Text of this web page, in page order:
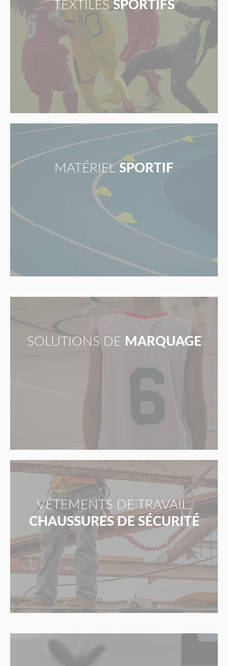
TEXTILES SPORTIFS
MATÉRIEL SPORTIF
SOLUTIONS DE MARQUAGE
VÊTEMENTS DE TRAVAIL,
CHAUSSURES DE SÉCURITÉ